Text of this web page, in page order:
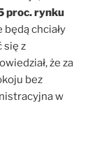
proc. rynku
chciały
się z
że za
bez
w